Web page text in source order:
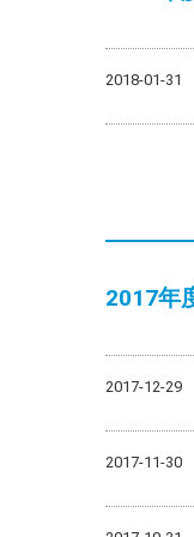
2018-01-31
2017年
2017-12-29
2017-11-30